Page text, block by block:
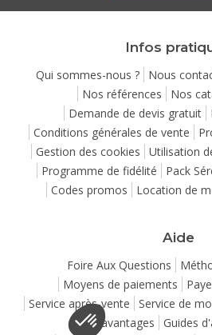
Infos
Qui sommes-nous ? Nous
Nos références
Nos
Demande de devis gratuit
Conditions générales de vente
Gestion des cookies
Utilisation
Programme de fidélité
Pack
Codes promos
Location de
Aide
Foire Aux Questions
Moyens de paiements
Service après-vente
Service de
Vos avantages
Guides